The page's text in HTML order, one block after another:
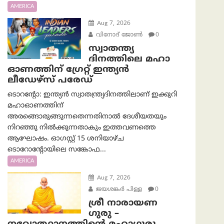
AMERICA
Aug 7, 2026
വിനോദ് ജോൺ
0
സ്വാതന്ത്യ
ദിനത്തിലെ മഹാ
ഓണത്തിന് ഗ്രേറ്റ് ഇന്ത്യൻ
ലീഡേഴ്സ് പരേഡ്
ടൊറന്റോ: ഇന്ത്യൻ സ്വാതന്ത്ര്യദിനത്തിലാണ് ഇക്കുറി
മഹാഓണത്തിന്
അരങ്ങൊരുങ്ങുന്നതെന്നതിനാൽ ദേശീയതയും
നിറഞ്ഞു നിൽക്കുന്നതാകും ഇത്തവണത്തെ
ആഘോഷം. ഓഗസ്റ്റ് 15 ശനിയാഴ്ച
ടൊറോന്റോയിലെ സങ്കോഫ...
AMERICA
Aug 7, 2026
ജയശങ്കര്‍ പിള്ള
0
ശ്രീ നാരായണ
ഗുരു –